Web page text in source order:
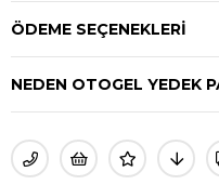
ÖDEME SEÇENEKLERI
NEDEN OTOGEL YEDEK